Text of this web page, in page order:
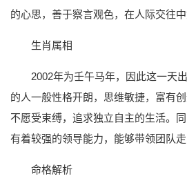
的心思，善于察言观色，在人际交往中
生肖属相
2002年为壬午马年，因此这一天
的人一般性格开朗，思维敏捷，富有
不愿受束缚，追求独立自主的生活。
有着较强的领导能力，能够带领团队走
命格解析